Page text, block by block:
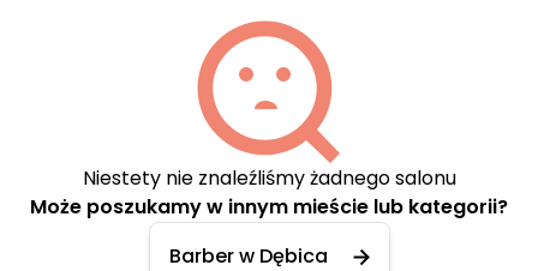
Niestety nie znaleźliśmy żadnego salonu
Może poszukamy w innym mieście lub kategorii?
Barber w Dębica